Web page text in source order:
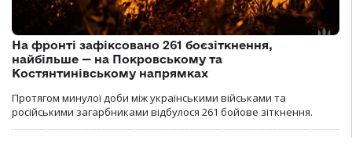
На фронті зафіксовано 261 боєзіткнення,
найбільше — на Покровському та
Костянтинівському напрямках
Протягом минулої доби між українськими військами та
російськими загарбниками відбулося 261 бойове зіткнення.